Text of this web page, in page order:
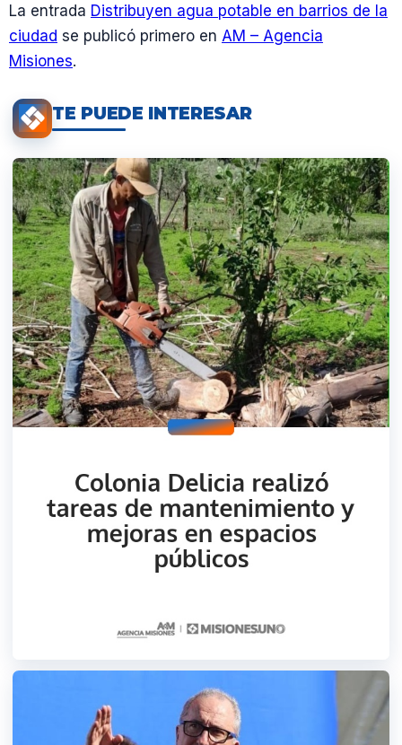
La entrada Distribuyen agua potable en barrios de la
ciudad se publicó primero en AM – Agencia
Misiones.
TE PUEDE INTERESAR